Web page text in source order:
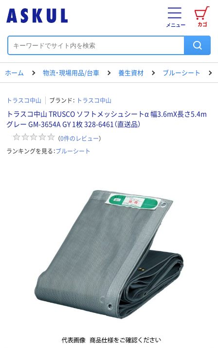
カゴ
メニュー
ホーム 物流・現場用品/台車 養生資材 ブルーシート
トラスコ中山 ブランド： トラスコ中山
トラスコ中山 TRUSCO ソフトメッシュシートα 幅3.6mX長さ5.4m
グレー GM-3654A GY 1枚 328-6461（直送品）
（0件のレビュー）
ランキングを見る：ブルーシート